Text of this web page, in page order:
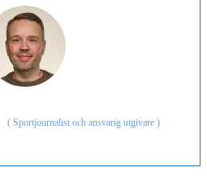
(Sportjournalist och ansvarig utgivare )